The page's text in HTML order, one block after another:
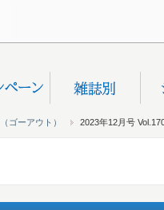
ゴーアウト） 2023年12月号